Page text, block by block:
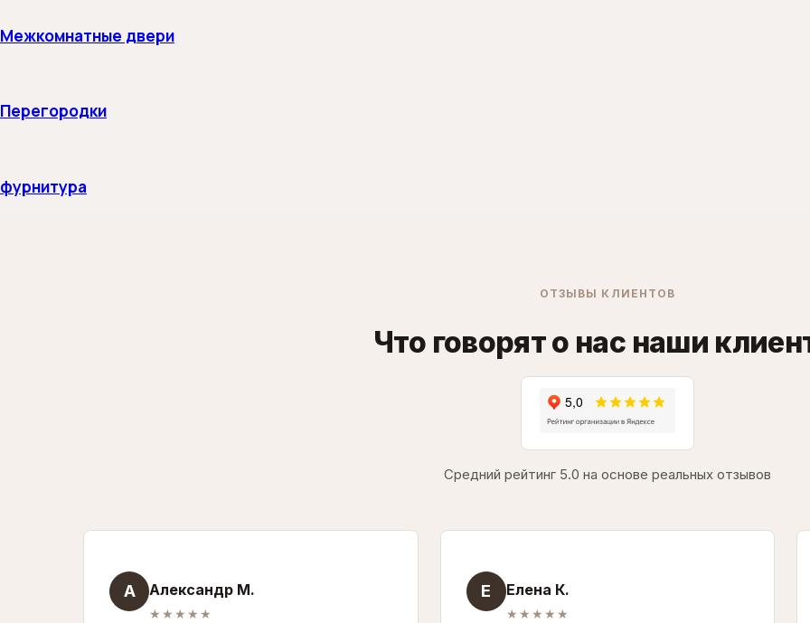
Межкомнатные двери
Перегородки
фурнитура
ОТЗЫВЫ КЛИЕНТОВ
Что говорят о нас наши
Средний рейтинг 5.0 на основе реальных отзывов
А Александр М.
★★★★★
Е Елена К.
★★★★★